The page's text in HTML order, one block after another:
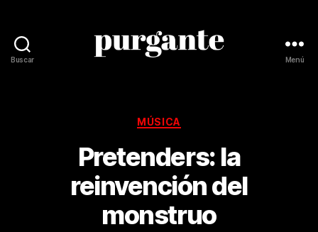
Buscar Menú
Categorías
MÚSICA
Pretenders: la
reinvención del
monstruo